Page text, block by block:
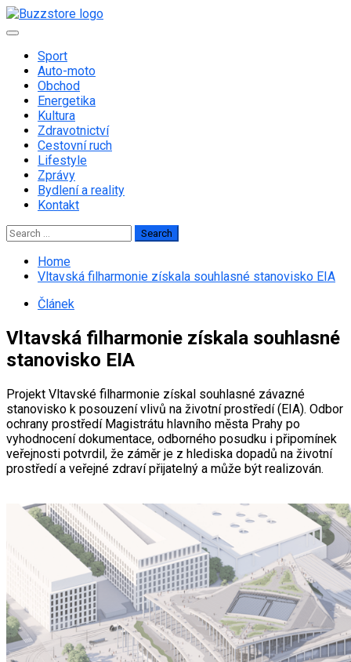
Skip
to
Primary
Sport
Auto-moto
Obchod
Energetika
Kultura
Zdravotnictví
Cestovní ruch
Lifestyle
Zprávy
Bydlení a reality
Kontakt
Search
for:
Home
Vltavská filharmonie získala souhlasné stanovisko EIA
Článek
Vltavská filharmonie získala souhlasné
stanovisko EIA
Projekt Vltavské filharmonie získal souhlasné závazné
stanovisko k posouzení vlivů na životní prostředí (EIA). Odbor
ochrany prostředí Magistrátu hlavního města Prahy po
vyhodnocení dokumentace, odborného posudku i připomínek
veřejnosti potvrdil, že záměr je z hlediska dopadů na životní
prostředí a veřejné zdraví přijatelný a může být realizován.